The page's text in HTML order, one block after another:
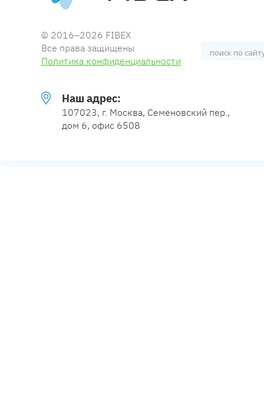
© 2016–2026 FIBEX
Все права защищены
Политика конфиденциальности
Наш адрес:
107023, г. Москва, Семеновский пер.,
дом 6, офис 6508